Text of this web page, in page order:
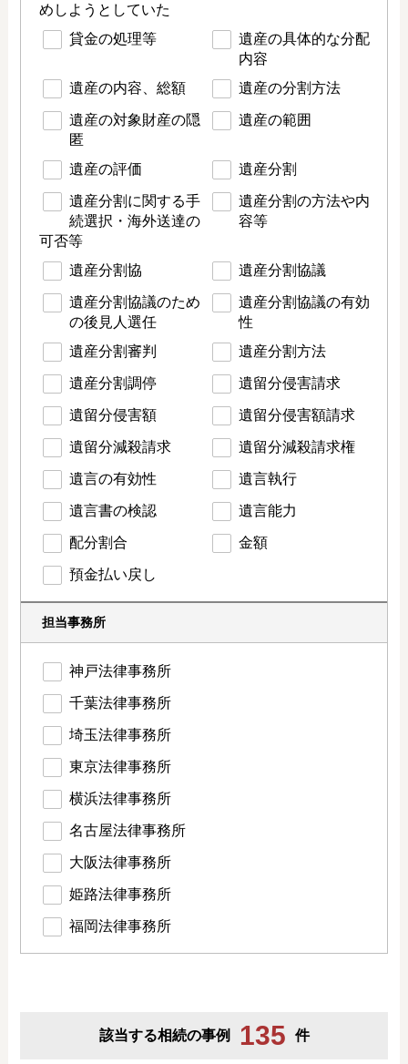
めしようとしていた
貸金の処理等
遺産の具体的な分配
内容
遺産の内容、総額
遺産の分割方法
遺産の対象財産の隠
匿
遺産の範囲
遺産の評価 遺産分割
遺産分割に関する手
続選択・海外送達の
可否等
遺産分割の方法や内
容等
遺産分割協 遺産分割協議
遺産分割協議のため
の後見人選任
遺産分割協議の有効
性
遺産分割審判
遺産分割方法
遺産分割調停 遺留分侵害請求
遺留分侵害額 遺留分侵害額請求
遺留分減殺請求 遺留分減殺請求権
遺言の有効性 遺言執行
遺言書の検認 遺言能力
配分割合 金額
預金払い戻し
担当事務所
神戸法律事務所
千葉法律事務所
埼玉法律事務所
東京法律事務所
横浜法律事務所
名古屋法律事務所
大阪法律事務所
姫路法律事務所
福岡法律事務所
該当する相続の事例 135 件